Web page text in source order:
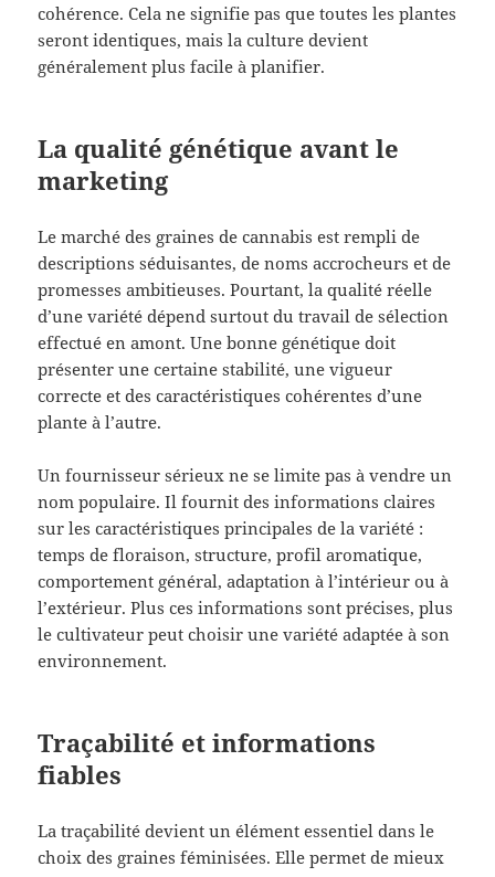
cohérence. Cela ne signifie pas que toutes les plantes
seront identiques, mais la culture devient
généralement plus facile à planifier.
La qualité génétique avant le
marketing
Le marché des graines de cannabis est rempli de
descriptions séduisantes, de noms accrocheurs et de
promesses ambitieuses. Pourtant, la qualité réelle
d’une variété dépend surtout du travail de sélection
effectué en amont. Une bonne génétique doit
présenter une certaine stabilité, une vigueur
correcte et des caractéristiques cohérentes d’une
plante à l’autre.
Un fournisseur sérieux ne se limite pas à vendre un
nom populaire. Il fournit des informations claires
sur les caractéristiques principales de la variété :
temps de floraison, structure, profil aromatique,
comportement général, adaptation à l’intérieur ou à
l’extérieur. Plus ces informations sont précises, plus
le cultivateur peut choisir une variété adaptée à son
environnement.
Traçabilité et informations
fiables
La traçabilité devient un élément essentiel dans le
choix des graines féminisées. Elle permet de mieux